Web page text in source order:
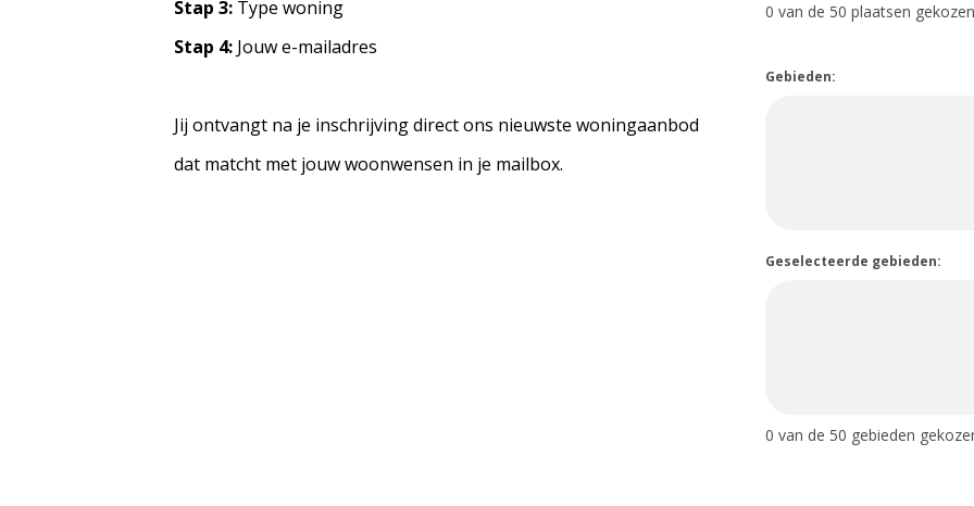
Stap 3: Type woning
Stap 4: Jouw e-mailadres
Jij ontvangt na je inschrijving direct ons nieuwste woningaanbod
dat matcht met jouw woonwensen in je mailbox.
0 van de 50 plaatsen
Gebieden:
Geselecteerde gebieden:
0 van de 50 gebieden